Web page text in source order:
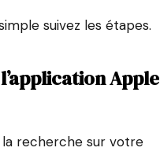
suivez les étapes.
l’application Apple
recherche sur votre